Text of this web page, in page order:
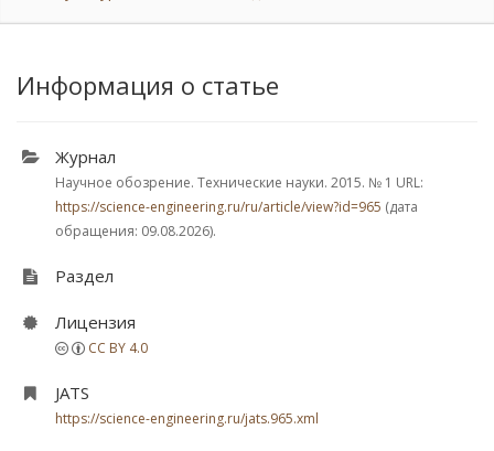
Информация о статье
Журнал
Научное обозрение. Технические науки. 2015. № 1 URL:
https://science-engineering.ru/ru/article/view?id=965 (дата
обращения: 09.08.2026).
Раздел
Лицензия
CC BY 4.0
JATS
https://science-engineering.ru/jats.965.xml